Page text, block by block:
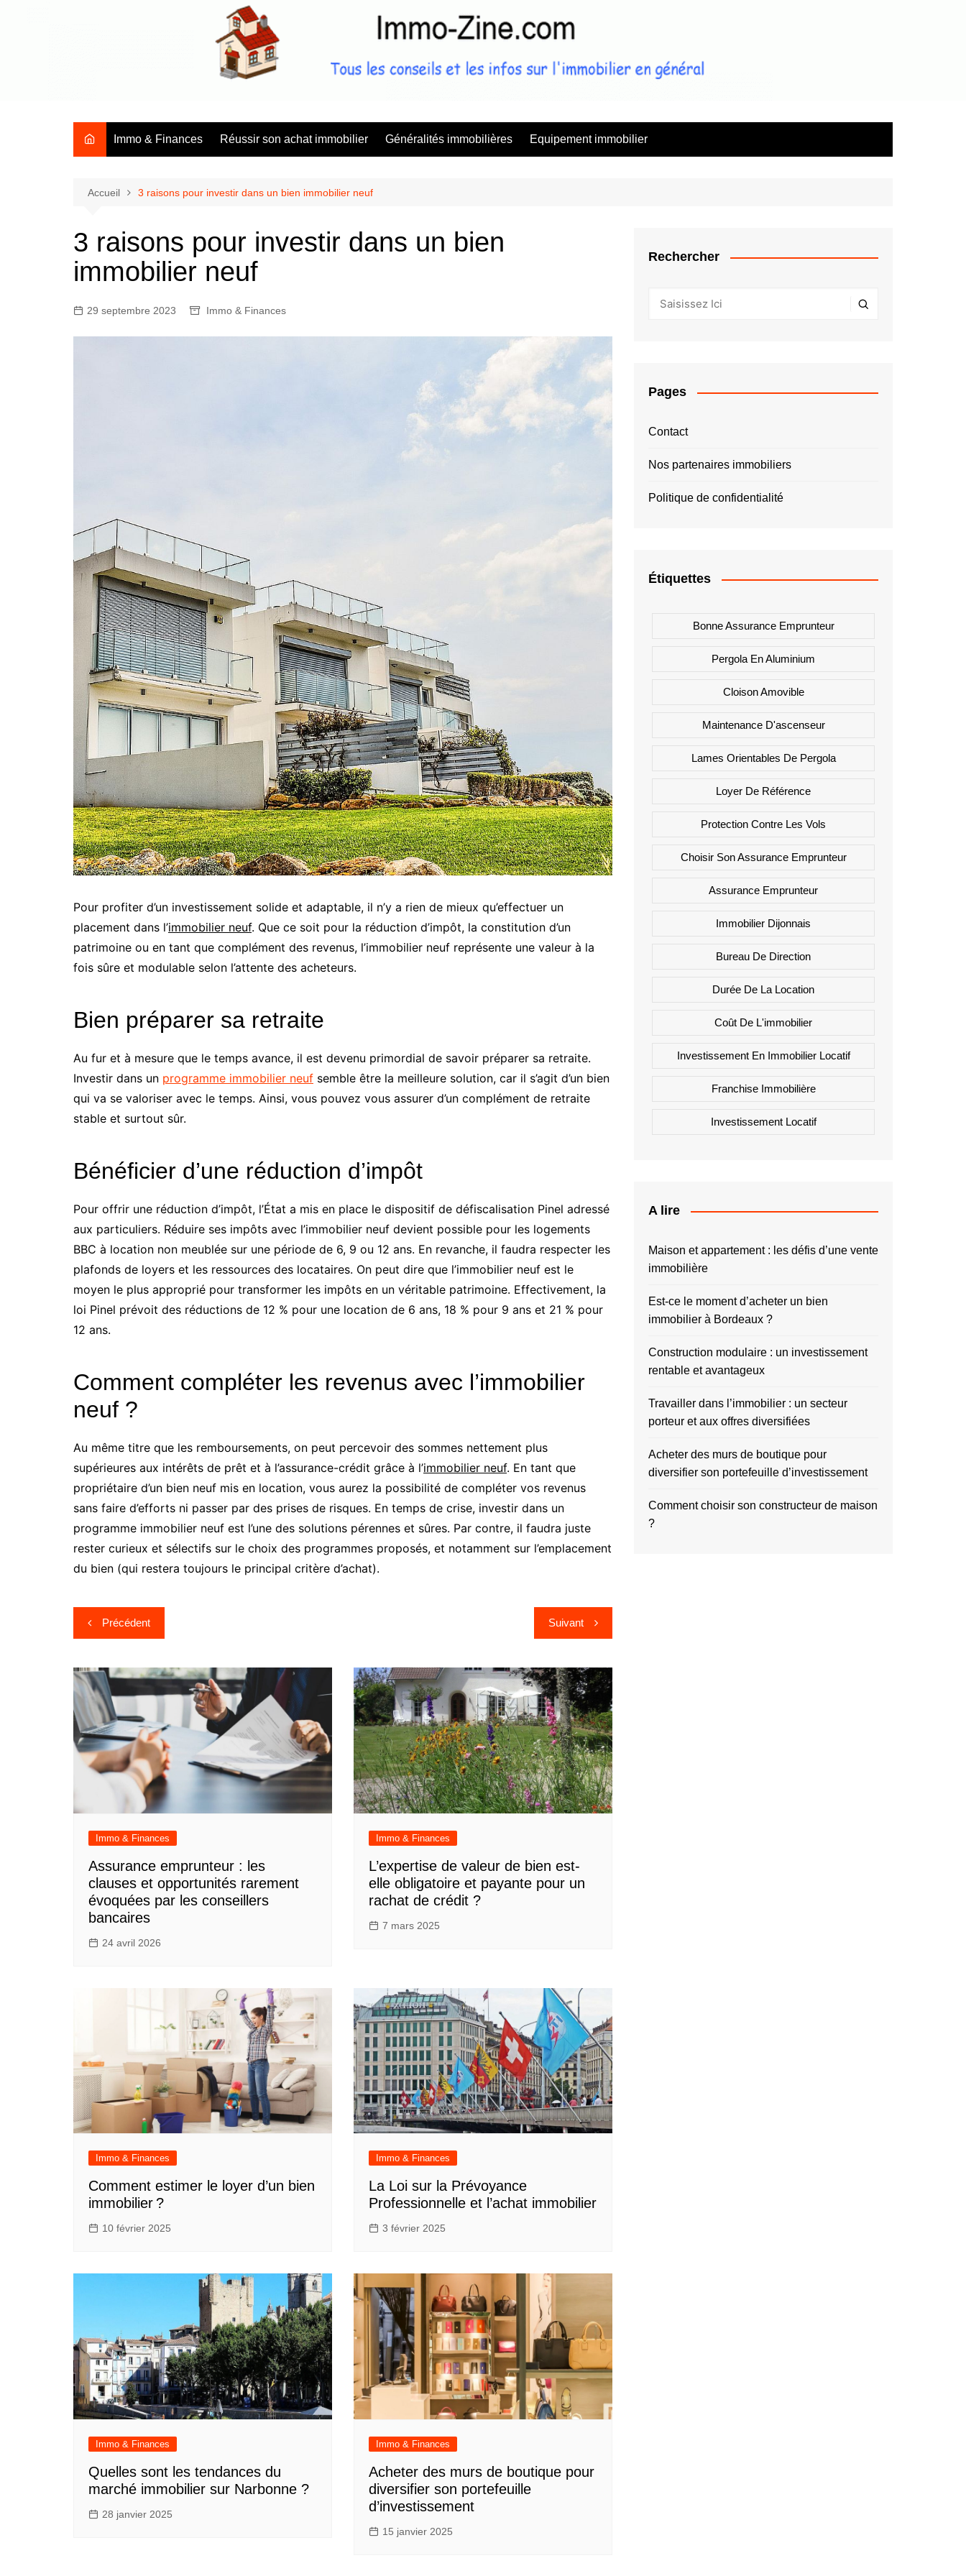
Immo Zine, le magazine d'information sur
Tous les conseils et les infos sur l'immobilier en général
Immo & Finances Réussir son achat immobilier Généralités immobilières Equipement immobilier
Accueil 3 raisons pour investir dans un bien immobilier neuf
3 raisons pour investir dans un bien
immobilier neuf
29 septembre 2023 Immo & Finances
Pour profiter d’un investissement solide et adaptable, il n’y a rien de mieux qu’effectuer un
placement dans l’immobilier neuf. Que ce soit pour la réduction d’impôt, la constitution d’un
patrimoine ou en tant que complément des revenus, l’immobilier neuf représente une valeur à la
fois sûre et modulable selon l’attente des acheteurs.
Bien préparer sa retraite
Au fur et à mesure que le temps avance, il est devenu primordial de savoir préparer sa retraite.
Investir dans un programme immobilier neuf semble être la meilleure solution, car il s’agit d’un bien
qui va se valoriser avec le temps. Ainsi, vous pouvez vous assurer d’un complément de retraite
stable et surtout sûr.
Bénéficier d’une réduction d’impôt
Pour offrir une réduction d’impôt, l’État a mis en place le dispositif de défiscalisation Pinel adressé
aux particuliers. Réduire ses impôts avec l’immobilier neuf devient possible pour les logements
BBC à location non meublée sur une période de 6, 9 ou 12 ans. En revanche, il faudra respecter les
plafonds de loyers et les ressources des locataires. On peut dire que l’immobilier neuf est le
moyen le plus approprié pour transformer les impôts en un véritable patrimoine. Effectivement, la
loi Pinel prévoit des réductions de 12 % pour une location de 6 ans, 18 % pour 9 ans et 21 % pour
12 ans.
Comment compléter les revenus avec l’immobilier
neuf ?
Au même titre que les remboursements, on peut percevoir des sommes nettement plus
supérieures aux intérêts de prêt et à l’assurance-crédit grâce à l’immobilier neuf. En tant que
propriétaire d’un bien neuf mis en location, vous aurez la possibilité de compléter vos revenus
sans faire d’efforts ni passer par des prises de risques. En temps de crise, investir dans un
programme immobilier neuf est l’une des solutions pérennes et sûres. Par contre, il faudra juste
rester curieux et sélectifs sur le choix des programmes proposés, et notamment sur l’emplacement
du bien (qui restera toujours le principal critère d’achat).
Navigation
de
l’article
Précédent Suivant
Immo & Finances
Assurance emprunteur : les
clauses et opportunités rarement
évoquées par les conseillers
bancaires
24 avril 2026
Immo & Finances
L’expertise de valeur de bien est-
elle obligatoire et payante pour un
rachat de crédit ?
7 mars 2025
Immo & Finances
Comment estimer le loyer d’un bien
immobilier ?
10 février 2025
Immo & Finances
La Loi sur la Prévoyance
Professionnelle et l’achat immobilier
3 février 2025
Immo & Finances
Quelles sont les tendances du
marché immobilier sur Narbonne ?
28 janvier 2025
Immo & Finances
Acheter des murs de boutique pour
diversifier son portefeuille
d’investissement
15 janvier 2025
Rechercher
Pages
Contact
Nos partenaires immobiliers
Politique de confidentialité
Étiquettes
Bonne Assurance Emprunteur
Pergola En Aluminium
Cloison Amovible
Maintenance D'ascenseur
Lames Orientables De Pergola
Loyer De Référence
Protection Contre Les Vols
Choisir Son Assurance Emprunteur
Assurance Emprunteur
Immobilier Dijonnais
Bureau De Direction
Durée De La Location
Coût De L'immobilier
Investissement En Immobilier Locatif
Franchise Immobilière
Investissement Locatif
A lire
Maison et appartement : les défis d’une vente
immobilière
Est-ce le moment d’acheter un bien
immobilier à Bordeaux ?
Construction modulaire : un investissement
rentable et avantageux
Travailler dans l’immobilier : un secteur
porteur et aux offres diversifiées
Acheter des murs de boutique pour
diversifier son portefeuille d’investissement
Comment choisir son constructeur de maison
?